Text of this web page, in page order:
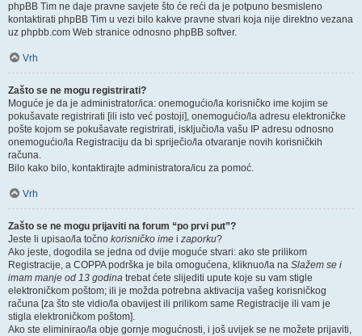
phpBB Tim ne daje pravne savjete što će reći da je potpuno besmisleno
kontaktirati phpBB Tim u vezi bilo kakve pravne stvari koja nije direktno vezana
uz phpbb.com Web stranice odnosno phpBB softver.
Vrh
Zašto se ne mogu registrirati?
Moguće je da je administrator/ica: onemogućio/la korisničko ime kojim se
pokušavate registrirati [ili isto već postoji], onemogućio/la adresu elektroničke
pošte kojom se pokušavate registrirati, isključio/la vašu IP adresu odnosno
onemogućio/la Registraciju da bi spriječio/la otvaranje novih korisničkih
računa.
Bilo kako bilo, kontaktirajte administratora/icu za pomoć.
Vrh
Zašto se ne mogu prijaviti na forum “po prvi put”?
Jeste li upisao/la točno korisničko ime i zaporku?
Ako jeste, dogodila se jedna od dvije moguće stvari: ako ste prilikom
Registracije, a COPPA podrška je bila omogućena, kliknuo/la na Slažem se i
imam manje od 13 godina trebat ćete slijediti upute koje su vam stigle
elektroničkom poštom; ili je možda potrebna aktivacija vašeg korisničkog
računa [za što ste vidio/la obavijest ili prilikom same Registracije ili vam je
stigla elektroničkom poštom].
Ako ste eliminirao/la obje gornje mogućnosti, i još uvijek se ne možete prijaviti,